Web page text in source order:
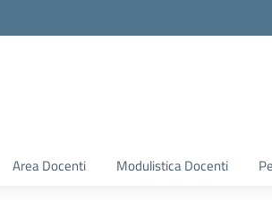
Area Docenti Modulistica Docenti